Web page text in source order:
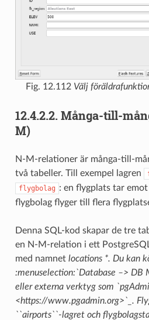
Fig. 12.112 Välj
12.4.2.2. Många-till-
M)
N-M-relationer är många-till-
två tabeller. Till exempel lagren
flygbolag : en flygplats tar
flygbolag flyger till flera
Denna SQL-kod skapar de tre
en N-M-relation i ett
med namnet locations *. Du kan
:menuselection:`Database –> DB
eller externa verktyg som
<https://www.pgadmin.org>`_.
``airports``-lagret och